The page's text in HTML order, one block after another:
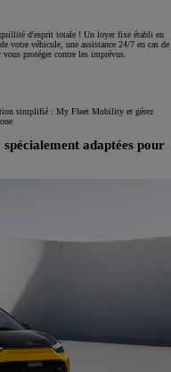
d'esprit totale ! Un loyer fixe établi en
votre véhicule, une assistance 24/7 en cas de
protéger contre les imprévus.
simplifié : My Fleet Mobility et gérez
adaptées pour